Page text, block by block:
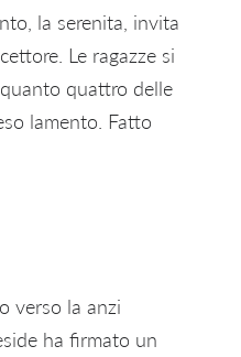
la serenita, invita
Le ragazze si
quattro delle
lamento. Fatto
verso la anzi
ha firmato un